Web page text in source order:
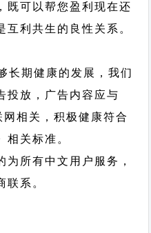
既可以帮您盈利现在还
互利共生的良性关系。
期健康的发展，我们
投放，广告内容应与
相关，积极健康符合
相关标准。
为所有中文用户服务，
联系。